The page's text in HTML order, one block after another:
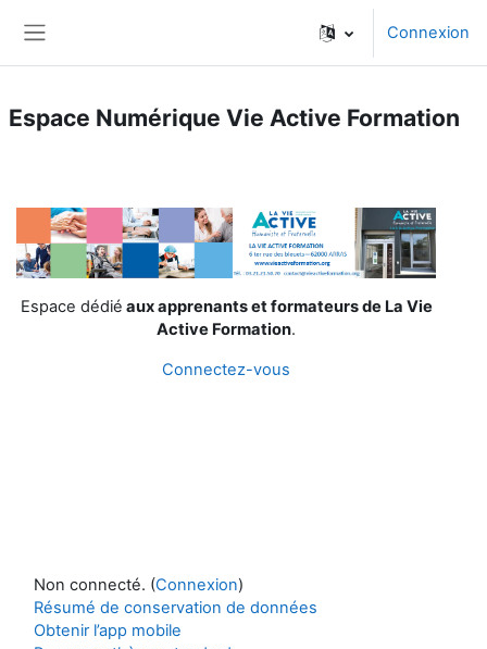
Connexion
Espace Numérique Vie Active Formation
Espace dédié aux apprenants et formateurs de La Vie
Active Formation.
Connectez-vous
Non connecté. (Connexion)
Résumé de conservation de données
Obtenir l’app mobile